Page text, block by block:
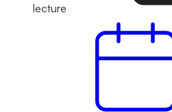
lecture